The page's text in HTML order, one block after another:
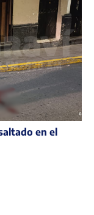
en el